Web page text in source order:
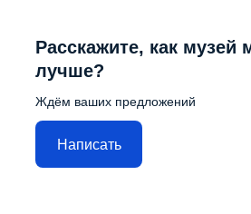
Расскажите, как музей
лучше?
Ждём ваших предложений
Написать